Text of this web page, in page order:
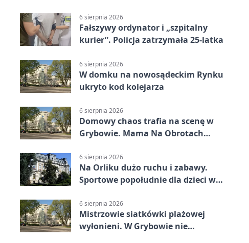
6 sierpnia 2026
Fałszywy ordynator i „szpitalny
kurier”. Policja zatrzymała 25-latka
6 sierpnia 2026
W domku na nowosądeckim Rynku
ukryto kod kolejarza
6 sierpnia 2026
Domowy chaos trafia na scenę w
Grybowie. Mama Na Obrotach
6 sierpnia 2026
Na Orliku dużo ruchu i zabawy.
Sportowe popołudnie dla dzieci w
6 sierpnia 2026
Mistrzowie siatkówki plażowej
wyłonieni. W Grybowie nie